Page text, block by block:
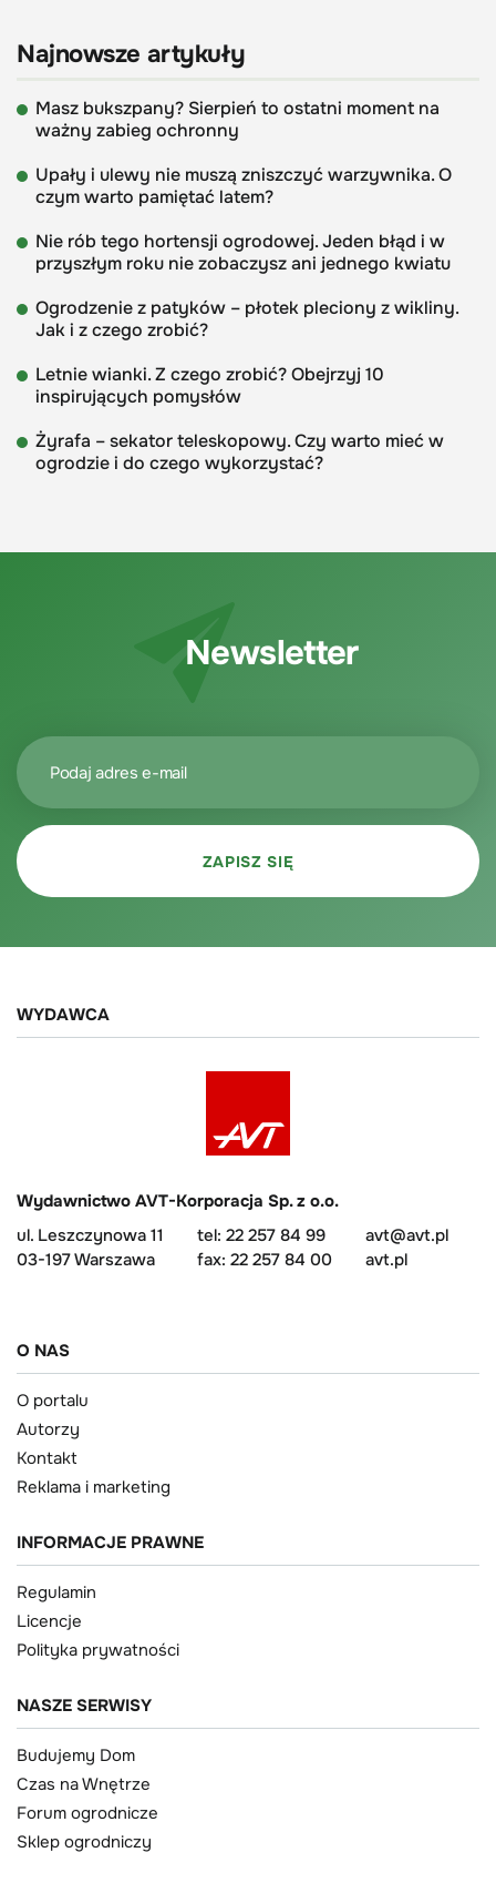
Najnowsze artykuły
Masz bukszpany? Sierpień to ostatni moment na
ważny zabieg ochronny
Upały i ulewy nie muszą zniszczyć warzywnika. O
czym warto pamiętać latem?
Nie rób tego hortensji ogrodowej. Jeden błąd i w
przyszłym roku nie zobaczysz ani jednego kwiatu
Ogrodzenie z patyków – płotek pleciony z wikliny.
Jak i z czego zrobić?
Letnie wianki. Z czego zrobić? Obejrzyj 10
inspirujących pomysłów
Żyrafa – sekator teleskopowy. Czy warto mieć w
ogrodzie i do czego wykorzystać?
Newsletter
WYDAWCA
Wydawnictwo AVT-Korporacja Sp. z o.o.
ul. Leszczynowa 11
03-197 Warszawa
tel: 22 257 84 99
fax: 22 257 84 00
avt@avt.pl
avt.pl
O NAS
O portalu
Autorzy
Kontakt
Reklama i marketing
INFORMACJE PRAWNE
Regulamin
Licencje
Polityka prywatności
NASZE SERWISY
Budujemy Dom
Czas na Wnętrze
Forum ogrodnicze
Sklep ogrodniczy